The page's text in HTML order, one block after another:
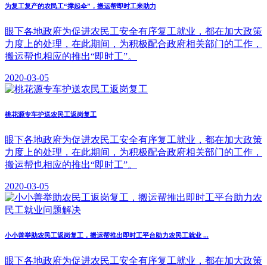
为复工复产的农民工“撑起伞”，搬运帮即时工来助力
眼下各地政府为促进农民工安全有序复工就业，都在加大政策
力度上的处理，在此期间，为积极配合政府相关部门的工作，
搬运帮也相应的推出“即时工”。
2020-03-05
桃花源专车护送农民工返岗复工
眼下各地政府为促进农民工安全有序复工就业，都在加大政策
力度上的处理，在此期间，为积极配合政府相关部门的工作，
搬运帮也相应的推出“即时工”。
2020-03-05
小小善举助农民工返岗复工，搬运帮推出即时工平台助力农民工就业 ...
眼下各地政府为促进农民工安全有序复工就业，都在加大政策